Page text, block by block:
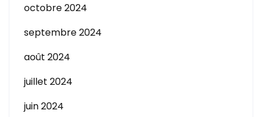
octobre 2024
septembre 2024
août 2024
juillet 2024
juin 2024